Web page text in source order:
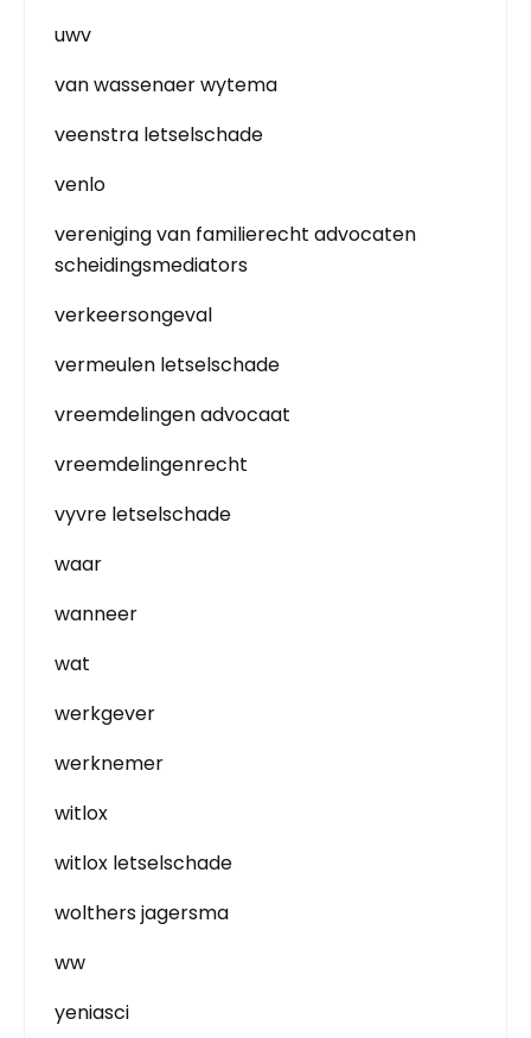
uwv
van wassenaer wytema
veenstra letselschade
venlo
vereniging van familierecht advocaten
scheidingsmediators
verkeersongeval
vermeulen letselschade
vreemdelingen advocaat
vreemdelingenrecht
vyvre letselschade
waar
wanneer
wat
werkgever
werknemer
witlox
witlox letselschade
wolthers jagersma
ww
yeniasci